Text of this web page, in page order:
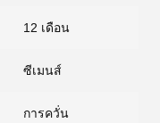
12 เดือน
ซีเมนส์
การควั่น